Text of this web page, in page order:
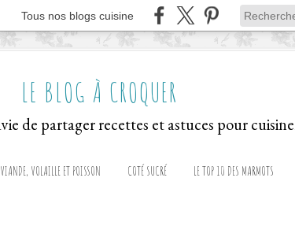
Tous nos blogs cuisine
LE BLOG À CROQUER
VIANDE, VOLAILLE ET POISSON COTÉ SUCRÉ LE TOP 10 DES MARMOTS